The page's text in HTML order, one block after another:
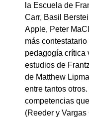
la Escuela de
Carr, Basil
Apple, Peter
más
pedagogía crítica
estudios de
de Matthew
entre tantos
competencias
(Reeder y